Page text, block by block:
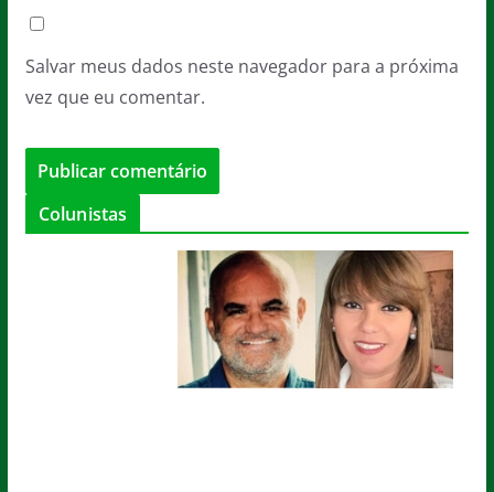
Salvar meus dados neste navegador para a próxima
vez que eu comentar.
Colunistas